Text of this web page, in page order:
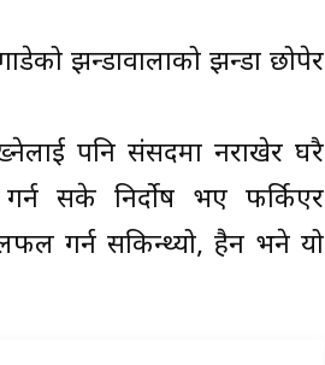
झन्डावालाको झन्डा छोपेर
पनि संसदमा नराखेर घरै
सके निर्दोष भए फर्किएर
गर्न सकिन्थ्यो, हैन भने यो